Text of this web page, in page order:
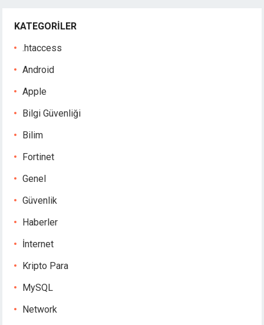
KATEGORILER
.htaccess
Android
Apple
Bilgi Güvenliği
Bilim
Fortinet
Genel
Güvenlik
Haberler
İnternet
Kripto Para
MySQL
Network